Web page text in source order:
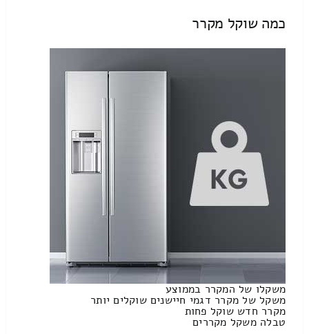
כמה שוקל מקרר
משקלו של המקרר בממוצע
משקל של מקרר דגמי חיישנים שוקלים יותר
מקרר חדש שוקל פחות
טבלה משקל מקררים